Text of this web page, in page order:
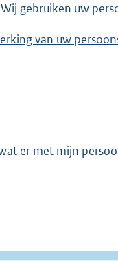
gebruiken uw
over de verwerking van uw
er met mijn